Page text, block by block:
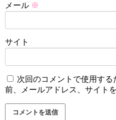
メール ※
サイト
次回のコメントで使用す
前、メールアドレス、サイト